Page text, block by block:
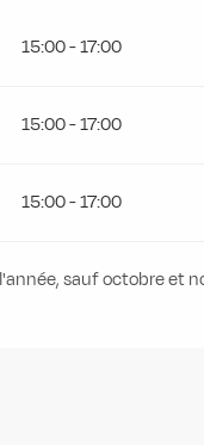
15:00 - 17:00
15:00 - 17:00
15:00 - 17:00
sauf octobre et